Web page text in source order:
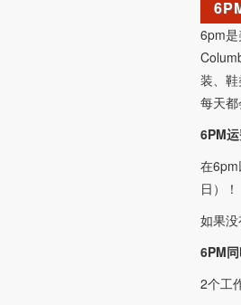
6pm是
装、
每天都
6PM
在
日）！
如果
6PM
2个工